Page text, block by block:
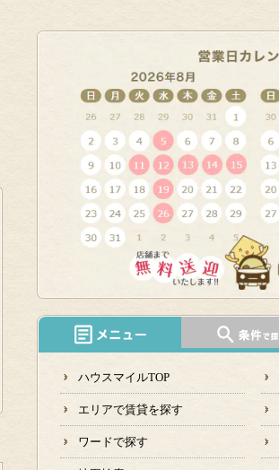
ハウスマイルTOP
エリアで賃貸を探す
ワードで探す